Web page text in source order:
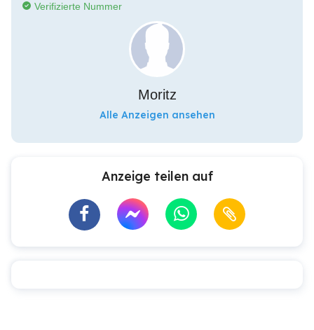
Verifizierte Nummer
Moritz
Alle Anzeigen ansehen
Anzeige teilen auf